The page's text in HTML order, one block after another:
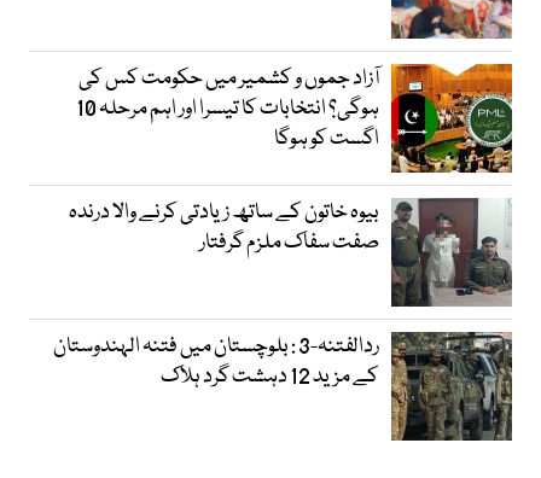
آزاد جموں و کشمیر میں حکومت کس کی
ہوگی؟ انتخابات کا تیسرا اور اہم مرحلہ 10
اگست کو ہوگا
بیوہ خاتون کے ساتھ زیادتی کرنے والا درندہ
صفت سفاک ملزم گرفتار
ردالفتنہ-3 : بلوچستان میں فتنہ الہندوستان
کے مزید 12 دہشت گرد ہلاک